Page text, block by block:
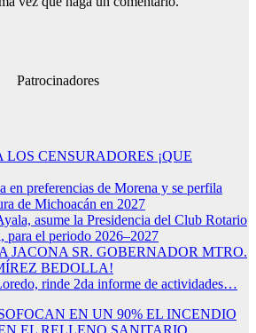
Patrocinadores
LOS CENSURADORES ¡QUE
en preferencias de Morena y se perfila
de Michoacán en 2027
asume la Presidencia del Club Rotario
para el periodo 2026–2027
JACONA SR. GOBERNADOR MTRO.
BEDOLLA!
rinde 2da informe de actividades…
EN UN 90% EL INCENDIO
EL RELLENO SANITARIO